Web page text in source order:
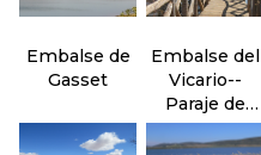
Embalse de
Gasset
Embalse del
Vicario--
Paraje de
Peralvillo